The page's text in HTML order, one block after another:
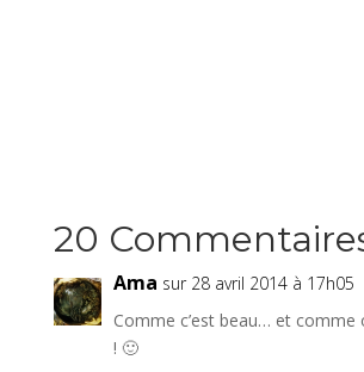
20
Ama sur 28 avril 2014 à 17h05
Comme c’est beau… et comme
! 🙂